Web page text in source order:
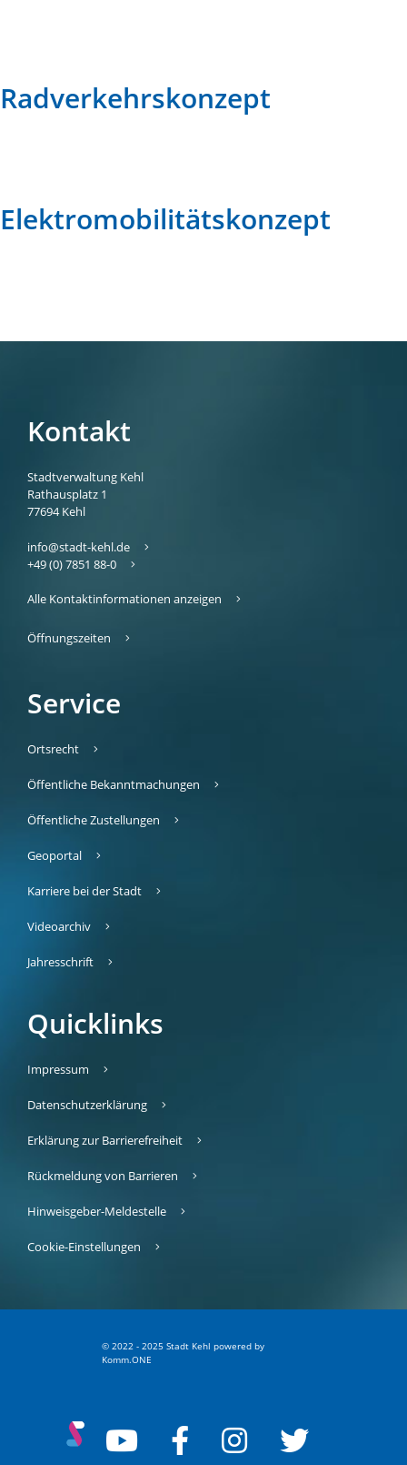
Radverkehrskonzept
Elektromobilitätskonzept
Kontakt
Stadtverwaltung Kehl
Rathausplatz 1
77694 Kehl
info@stadt-kehl.de
+49 (0) 7851 88-0
Alle Kontaktinformationen anzeigen
Öffnungszeiten
Service
Ortsrecht
Öffentliche Bekanntmachungen
Öffentliche Zustellungen
Geoportal
Karriere bei der Stadt
Videoarchiv
Jahresschrift
Quicklinks
Impressum
Datenschutzerklärung
Erklärung zur Barrierefreiheit
Rückmeldung von Barrieren
Hinweisgeber-Meldestelle
Cookie-Einstellungen
© 2022 - 2025 Stadt Kehl powered by
Komm.ONE